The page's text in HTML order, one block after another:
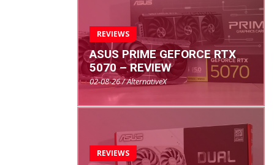
REVIEWS
ASUS PRIME GEFORCE RTX
5070 – REVIEW
02-08-26 / AlternativeX
REVIEWS